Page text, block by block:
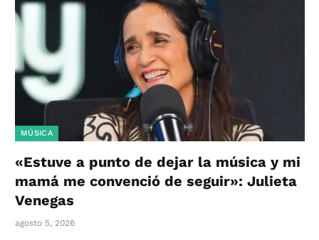
MÚSICA
«Estuve a punto de dejar la música y mi
mamá me convenció de seguir»: Julieta
Venegas
agosto 5, 2026